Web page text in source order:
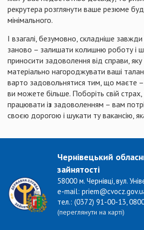
рекрутера розглянути ваше резюме
мінімального.
І взагалі, безумовно, складніше
заново – залишати колишню роботу і
приносити задоволення від справи, яку
матеріально нагороджувати ваші
варто задовольнятися тим, що маєте
ви можете більше. Поборіть свій
працювати із задоволенням – вам
своєю дорогою і шукати ту вакансію,
Чернівецький
зайнятості
58000 м. Чернівці, вул.
e-mail:
тел.: (0372) 91-00-13,
(переглянути на карті)